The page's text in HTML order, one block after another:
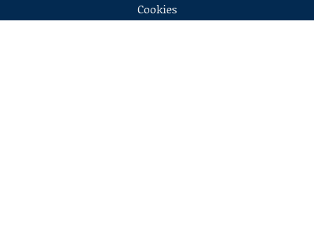
Cookies